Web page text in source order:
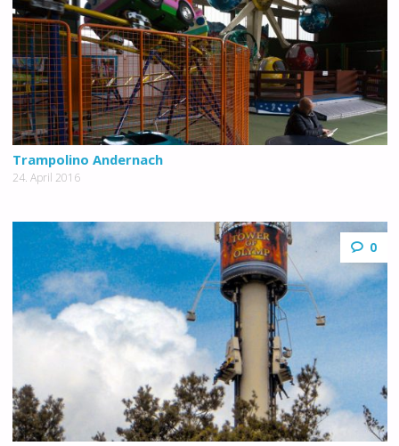
Trampolino Andernach
24. April 2016
0